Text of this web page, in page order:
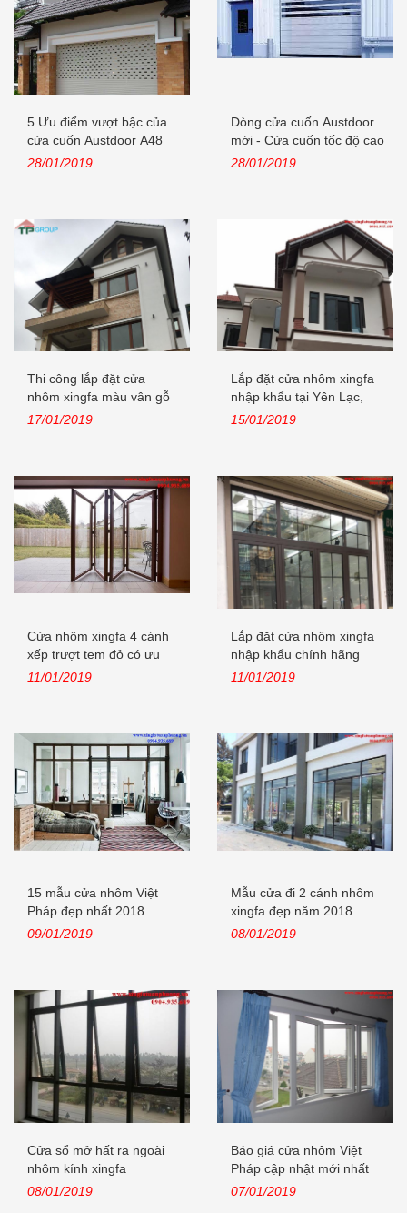
5 Ưu điểm vượt bậc của
cửa cuốn Austdoor A48
khe...
28/01/2019
Dòng cửa cuốn Austdoor
mới - Cửa cuốn tốc độ cao
28/01/2019
Thi công lắp đặt cửa
nhôm xingfa màu vân gỗ
nhập...
17/01/2019
Lắp đặt cửa nhôm xingfa
nhập khẩu tại Yên Lạc,
Vĩnh...
15/01/2019
Cửa nhôm xingfa 4 cánh
xếp trượt tem đỏ có ưu
điểm...
11/01/2019
Lắp đặt cửa nhôm xingfa
nhập khẩu chính hãng
tại...
11/01/2019
15 mẫu cửa nhôm Việt
Pháp đẹp nhất 2018
09/01/2019
Mẫu cửa đi 2 cánh nhôm
xingfa đẹp năm 2018
08/01/2019
Cửa sổ mở hất ra ngoài
nhôm kính xingfa
08/01/2019
Báo giá cửa nhôm Việt
Pháp cập nhật mới nhất
năm 2019
07/01/2019